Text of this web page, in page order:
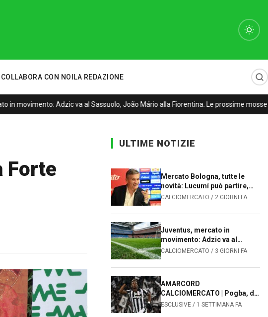
COLLABORA CON NOI LA REDAZIONE
in movimento: Adzic va al Sassuolo, João Mário alla Fiorentina. Le prossime mosse
Forte
ULTIME NOTIZIE
Mercato Bologna, tutte le
novità: Lucumí può partire,
Sartori cerca un difensore
CALCIOMERCATO / 2 GIORNI FA
Juventus, mercato in
movimento: Adzic va al
Sassuolo, João Mário alla
mosse dei bianconeri
CALCIOMERCATO / 3 GIORNI FA
AMARCORD
CALCIOMERCATO | Pogba, da
zero a 105 milioni: il
ESCLUSIVE / 1 SETTIMANA FA